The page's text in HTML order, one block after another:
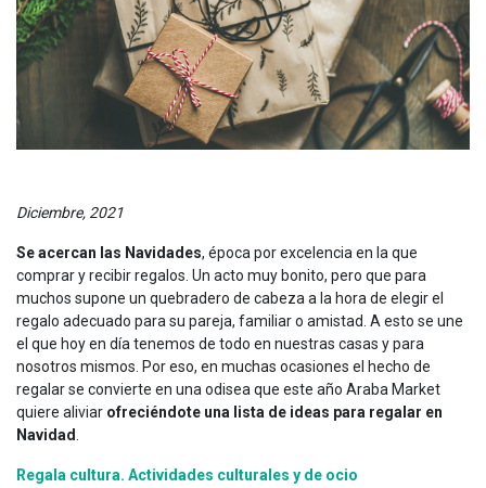
Diciembre, 2021
Se acercan las Navidades, época por excelencia en la que
comprar y recibir regalos. Un acto muy bonito, pero que para
muchos supone un quebradero de cabeza a la hora de elegir el
regalo adecuado para su pareja, familiar o amistad. A esto se une
el que hoy en día tenemos de todo en nuestras casas y para
nosotros mismos. Por eso, en muchas ocasiones el hecho de
regalar se convierte en una odisea que este año Araba Market
quiere aliviar ofreciéndote una lista de ideas para regalar en
Navidad
Regala cultura. Actividades culturales y de ocio